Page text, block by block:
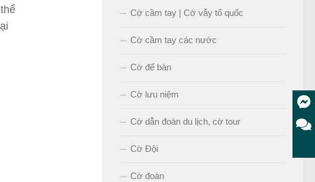
Cờ cầm tay | Cờ vẫy tổ quốc
Cờ cầm tay các nước
Cờ để bàn
Cờ lưu niệm
Cờ dẫn đoàn du lịch, cờ tour
Cờ Đội
Cờ đoàn